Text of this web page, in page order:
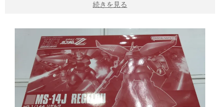
続きを見る